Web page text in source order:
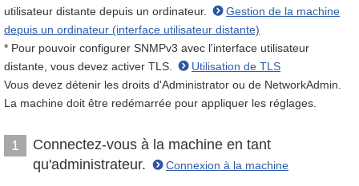
utilisateur distante depuis un ordinateur.
Gestion de la machine
depuis un ordinateur (interface utilisateur distante)
* Pour pouvoir configurer SNMPv3 avec l'interface utilisateur
distante, vous devez activer TLS.
Utilisation de TLS
Vous devez détenir les droits d'Administrator ou de NetworkAdmin.
La machine doit être redémarrée pour appliquer les réglages.
1
Connectez-vous à la machine en tant
qu'administrateur.
Connexion à la machine